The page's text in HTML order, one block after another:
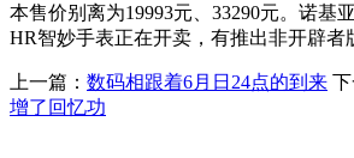
本售价别离为19993元、33290元。诺基
HR智妙手表正在开卖，有推出非开辟者
上一篇： 数码相跟着6月日24点的到来 下
增了回忆功